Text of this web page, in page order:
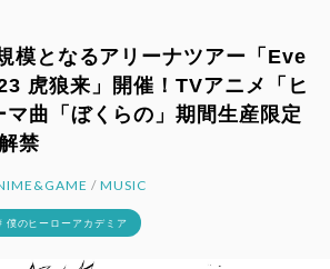
模となるアリーナツアー「Eve
⻁狼来」開催！TVアニメ「ヒ
マ曲「ぼくらの」期間生産限定
禁
/ MUSIC
僕のヒーローアカデミア